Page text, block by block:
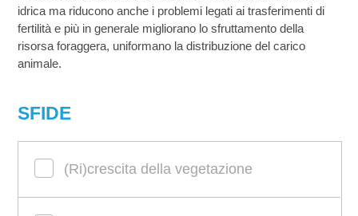
idrica ma riducono anche i problemi legati ai trasferimenti di
fertilità e più in generale migliorano lo sfruttamento della
risorsa foraggera, uniformano la distribuzione del carico
animale.
SFIDE
(Ri)crescita della vegetazione